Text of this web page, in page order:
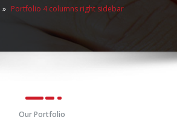
» Portfolio 4 columns right sidebar
Our Portfolio